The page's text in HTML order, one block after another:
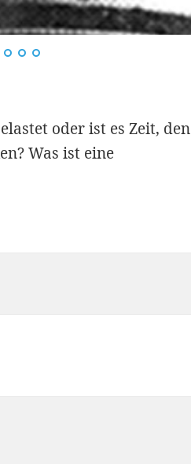
oder ist es Zeit, den
Was ist eine